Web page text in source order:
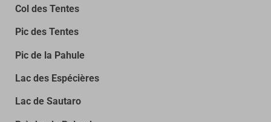
Col des Tentes
Pic des Tentes
Pic de la Pahule
Lac des Espécières
Lac de Sautaro